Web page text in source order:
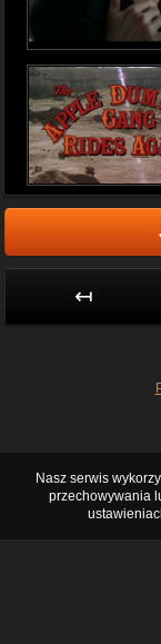
↤
Nasz serwis
przechowywania